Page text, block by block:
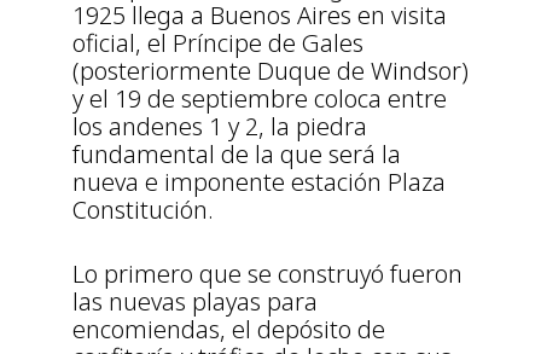
1925 llega a Buenos Aires en visita
oficial, el Príncipe de Gales
(posteriormente Duque de Windsor)
y el 19 de septiembre coloca entre
los andenes 1 y 2, la piedra
fundamental de la que será la
nueva e imponente estación Plaza
Constitución.
Lo primero que se construyó fueron
las nuevas playas para
encomiendas, el depósito de